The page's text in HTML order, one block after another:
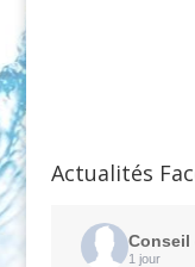
Actualités
Conseil
1 jour